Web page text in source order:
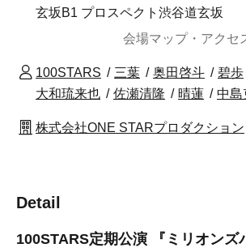
玄坂B1 プロスペクト渋谷道玄坂
会場マップ・アクセ
100STARS 三葉 奥田啓斗 碧歩
大和琉来也
佐瀬清隆 晴蓮 中島
株式会社ONE STARプロダクション
Detail
100STARS定期公演 『ミリオンズ